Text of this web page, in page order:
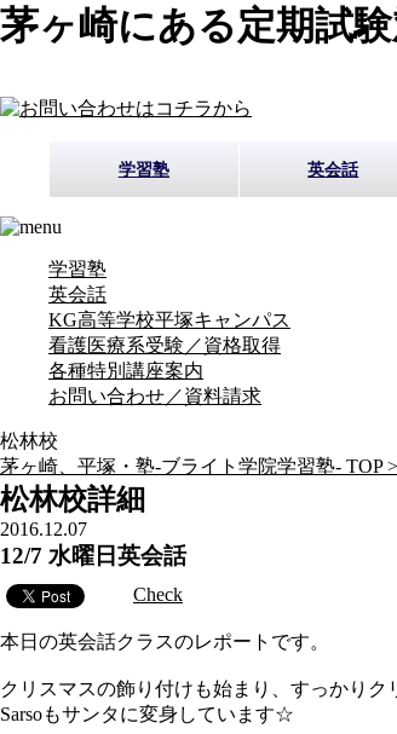
茅ヶ崎にある定期試
学習塾 英会話
学習塾
英会話
KG高等学校平塚キャンパス
看護医療系受験／資格取得
各種特別講座案内
お問い合わせ／資料請求
松林校
茅ヶ崎、平塚・塾-ブライト学院学習塾- TOP >
松林校詳細
2016.12.07
12/7 水曜日英会話
Check
本日の英会話クラスのレポートです。
クリスマスの飾り付けも始まり、すっかりク
Sarsoもサンタに変身しています☆